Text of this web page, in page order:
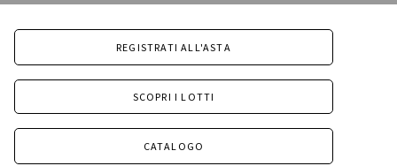
REGISTRATI ALL'ASTA
SCOPRI I LOTTI
CATALOGO